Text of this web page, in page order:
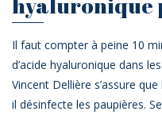
Il faut compter à peine 10
d’acide hyaluronique dans
Vincent Dellière s’assure
il désinfecte les paupières.